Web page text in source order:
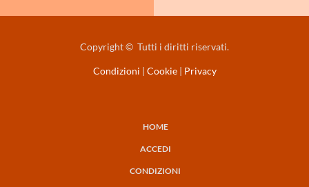
Copyright © Tutti i diritti riservati.
Condizioni | Cookie| Privacy
NAVIGAZIONE
HOME
ACCEDI
CONDIZIONI